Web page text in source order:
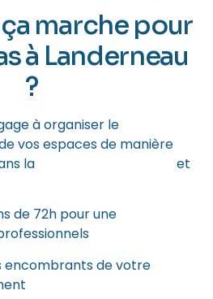
marche pour
à Landerneau
?
à organiser le
vos espaces de manière
la
et
de 72h pour une
encombrants de votre